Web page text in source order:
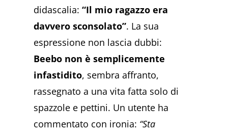
didascalia:“Il mio ragazzo era
davvero sconsolato”. La sua
espressione non lascia dubbi:
Beebo non è semplicemente
infastidito, sembra affranto,
rassegnato a una vita fatta solo di
spazzole e pettini. Un utente ha
commentato con ironia: “Sta